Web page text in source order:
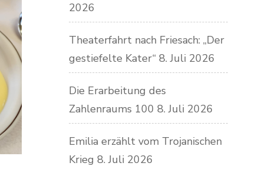
2026
Theaterfahrt nach Friesach: „Der
gestiefelte Kater“ 8. Juli 2026
Die Erarbeitung des
Zahlenraums 100 8. Juli 2026
Emilia erzählt vom Trojanischen
Krieg 8. Juli 2026